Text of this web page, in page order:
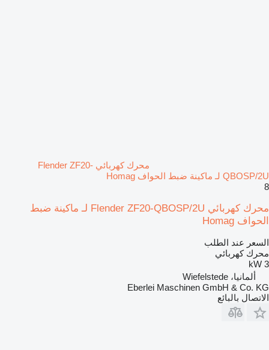
محرك كهربائي Flender ZF20-
QBOSP/2U لـ ماكينة ضبط الحواف Homag
8
محرك كهربائي Flender ZF20-QBOSP/2U لـ ماكينة ضبط
الحواف Homag
السعر عند الطلب
محرك كهربائي
3 kW
ألمانيا، Wiefelstede
Eberlei Maschinen GmbH & Co. KG
الاتصال بالبائع